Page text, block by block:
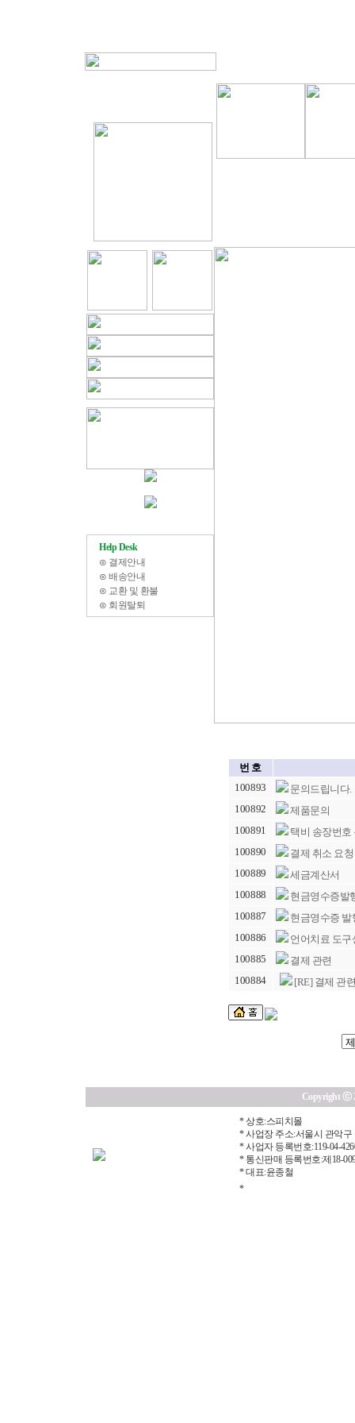
Help Desk
⊙ 결제안내
⊙배송안내
⊙ 교환 및 환불
⊙ 회원탈퇴
번 호
100893
문의드립니다.
100892
제품문의
100891
택비 송장번호
100890
결제 취소 요청
100889
세금계산서
100888
현금영수증발
100887
현금영수증 발
100886
언어치료 도구
100885
결제 관련
100884
[RE] 결제 관
Copyright ⓒ
* 상호:스피치몰
* 사업장 주소:서울시 관악구
* 사업자 등록번호:119-04-
* 통신판매 등록번호:제18-
* 대표:윤종철
*